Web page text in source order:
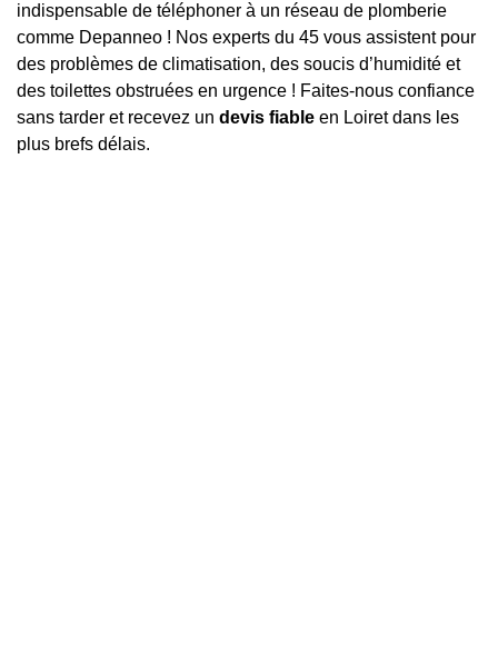
indispensable de téléphoner à un réseau de plomberie
comme Depanneo ! Nos experts du 45 vous assistent pour
des problèmes de climatisation, des soucis d’humidité et
des toilettes obstruées en urgence ! Faites-nous confiance
sans tarder et recevez un devis fiable en Loiret dans les
plus brefs délais.